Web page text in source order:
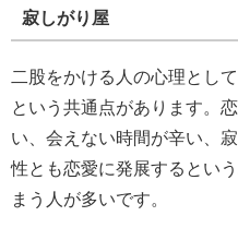
寂しがり屋
二股をかける人の心理とし
という共通点があります。
い、会えない時間が辛い、
性とも恋愛に発展するとい
まう人が多いです。